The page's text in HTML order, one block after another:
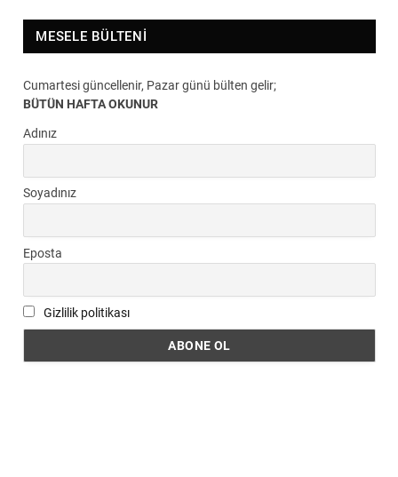
MESELE BÜLTENI
Cumartesi güncellenir, Pazar günü bülten gelir;
BÜTÜN HAFTA OKUNUR
Adınız
Soyadınız
Eposta
Gizlilik politikası